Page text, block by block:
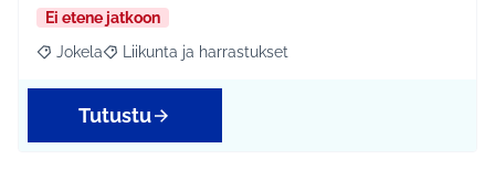
Ei etene jatkoon
Rajaa tulokset aihepiirin mukaan: Jokela
Jokela Rajaa tulokset teeman mukaan: Liikunta ja
Liikunta ja harrastukset
Tutustu